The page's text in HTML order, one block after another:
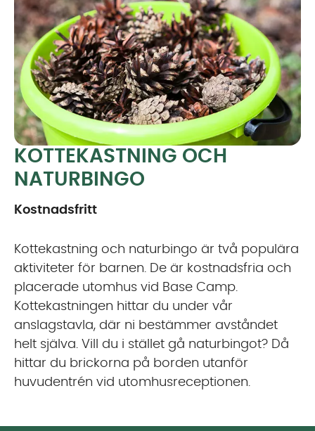
KOTTEKASTNING OCH
NATURBINGO
Kostnadsfritt
Kottekastning och naturbingo är två populära
aktiviteter för barnen. De är kostnadsfria och
placerade utomhus vid Base Camp.
Kottekastningen hittar du under vår
anslagstavla, där ni bestämmer avståndet
helt själva. Vill du i stället gå naturbingot? Då
hittar du brickorna på borden utanför
huvudentrén vid utomhusreceptionen.